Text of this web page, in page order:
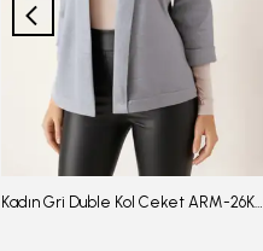
Kadın Gri Duble Kol Ceket ARM-26K001054